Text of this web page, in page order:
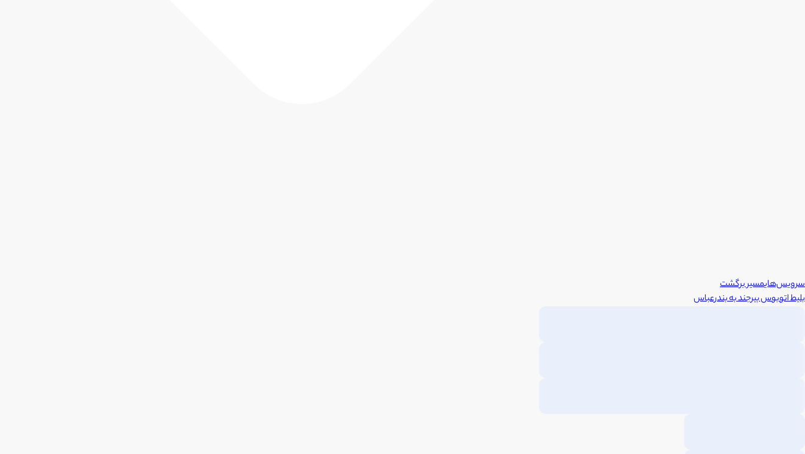
سرویس‌هایمسیر برگشت
بلیط اتوبوسبیرجندبهبندرعباس